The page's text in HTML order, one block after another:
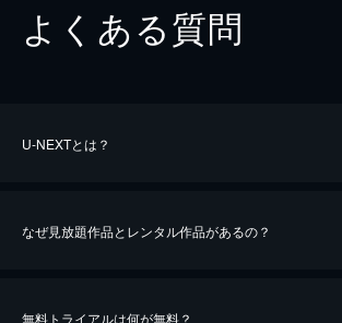
よくある質問
U-NEXTとは？
なぜ見放題作品とレンタル作品があるの？
無料トライアルは何が無料？